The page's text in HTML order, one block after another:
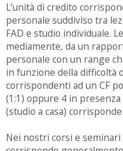
L’unità di credito
personale suddiviso tra
FAD e studio individuale.
mediamente, da un
personale con un range
in funzione della difficoltà
corrispondenti ad un CF
(1:1) oppure 4 in
(studio a casa)
Nei nostri corsi e